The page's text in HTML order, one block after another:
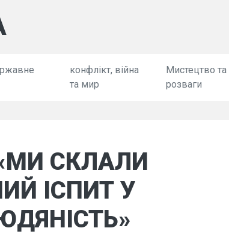
конфлікт, війна
та мир
Мистецтво та
розваги
СКЛАЛИ
ІСПИТ У